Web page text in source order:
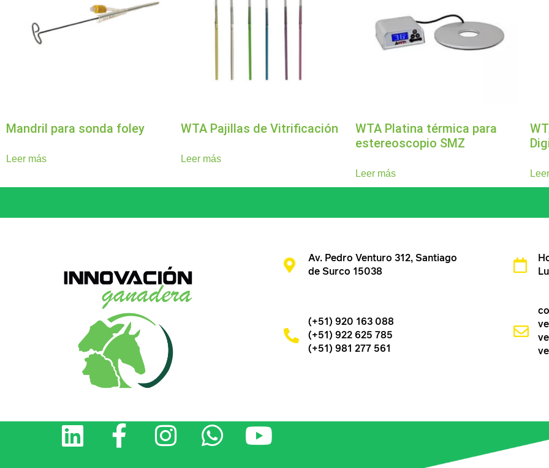
Mandril para sonda foley
Leer más
WTA Pajillas de Vitrificación
Leer más
WTA Platina térmica para
estereoscopio SMZ
Leer más
Av. Pedro Venturo 312, Santiago
de Surco 15038
(+51) 920 163 088
(+51) 922 625 785
(+51) 981 277 561